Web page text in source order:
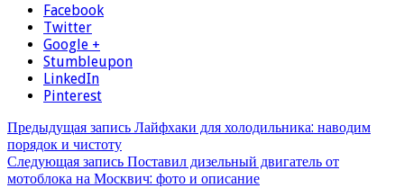
Facebook
Twitter
Google +
Stumbleupon
LinkedIn
Pinterest
Предыдущая запись Лайфхаки для холодильника: наводим
порядок и чистоту
Следующая запись Поставил дизельный двигатель от
мотоблока на Москвич: фото и описание